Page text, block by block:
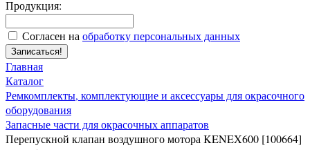
Продукция:
Согласен на обработку персональных данных
Записаться!
Главная
Каталог
Ремкомплекты, комплектующие и аксессуары для окрасочного
оборудования
Запасные части для окрасочных аппаратов
Перепускной клапан воздушного мотора KENEX600 [100664]